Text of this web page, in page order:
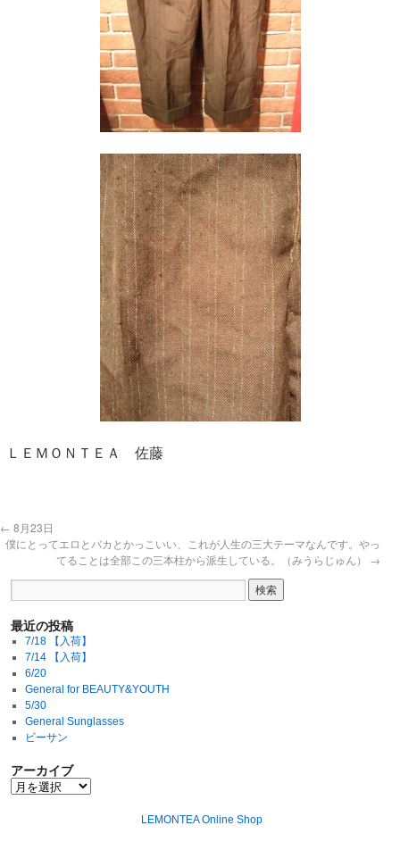
ＬＥＭＯＮＴＥＡ 佐藤
← 8月23日
僕にとってエロとバカとかっこいい、これが人生の三大テーマなんです。やっ
てることは全部この三本柱から派生している。（みうらじゅん） →
最近の投稿
7/18 【入荷】
7/14 【入荷】
6/20
General for BEAUTY&YOUTH
5/30
General Sunglasses
ビーサン
アーカイブ
LEMONTEA Online Shop